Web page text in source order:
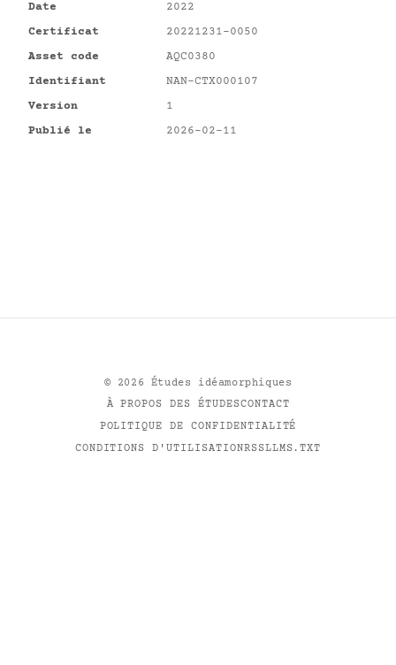
Date
2022
Certificat
20221231-0050
Asset code
AQC0380
Identifiant
NAN-CTX000107
Version
1
Publié le
2026-02-11
© 2026 Études idéamorphiques
À PROPOS DES ÉTUDESCONTACT
POLITIQUE DE CONFIDENTIALITÉ
CONDITIONS D'UTILISATIONRSSLLMS.TXT